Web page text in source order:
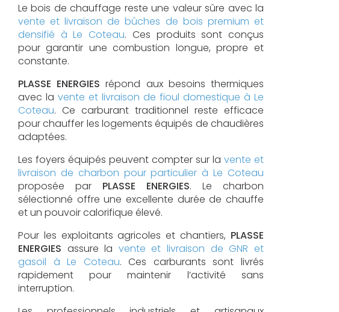
Le bois de chauffage reste une valeur sûre avec la
vente et livraison de bûches de bois premium et
densifié à Le Coteau. Ces produits sont conçus
pour garantir une combustion longue, propre et
constante.
PLASSE ENERGIES répond aux besoins thermiques
avec la vente et livraison de fioul domestique à Le
Coteau. Ce carburant traditionnel reste efficace
pour chauffer les logements équipés de chaudières
adaptées.
Les foyers équipés peuvent compter sur la vente et
livraison de charbon pour particulier à Le Coteau
proposée par PLASSE ENERGIES. Le charbon
sélectionné offre une excellente durée de chauffe
et un pouvoir calorifique élevé.
Pour les exploitants agricoles et chantiers, PLASSE
ENERGIES assure la vente et livraison de GNR et
gasoil à Le Coteau. Ces carburants sont livrés
rapidement pour maintenir l’activité sans
interruption.